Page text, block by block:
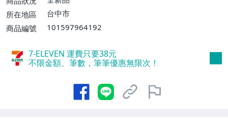
費】、郵局掛號【單件運費$80、消費滿$2
所在地區
台中市
商品編號
101597964192
7-ELEVEN 運費只要38元
不限金額、筆數，筆筆優惠無限次！